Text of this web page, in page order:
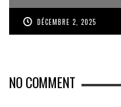
DÉCEMBRE 2, 2025
NO COMMENT